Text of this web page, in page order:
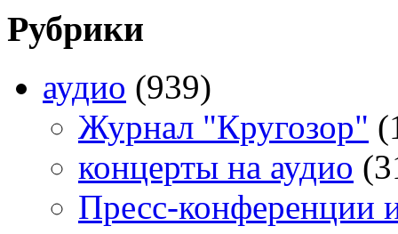
Рубрики
аудио (939)
Журнал "Кругозор"
концерты на аудио
Пресс-конференции